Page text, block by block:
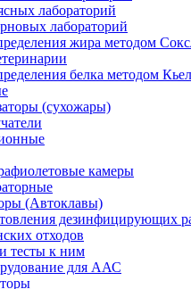
лабораторий
лабораторий
жира методом
белка методом
(сухожары)
камеры
(Автоклавы)
дезинфицирующих
отходов
тесты к ним
для ААС